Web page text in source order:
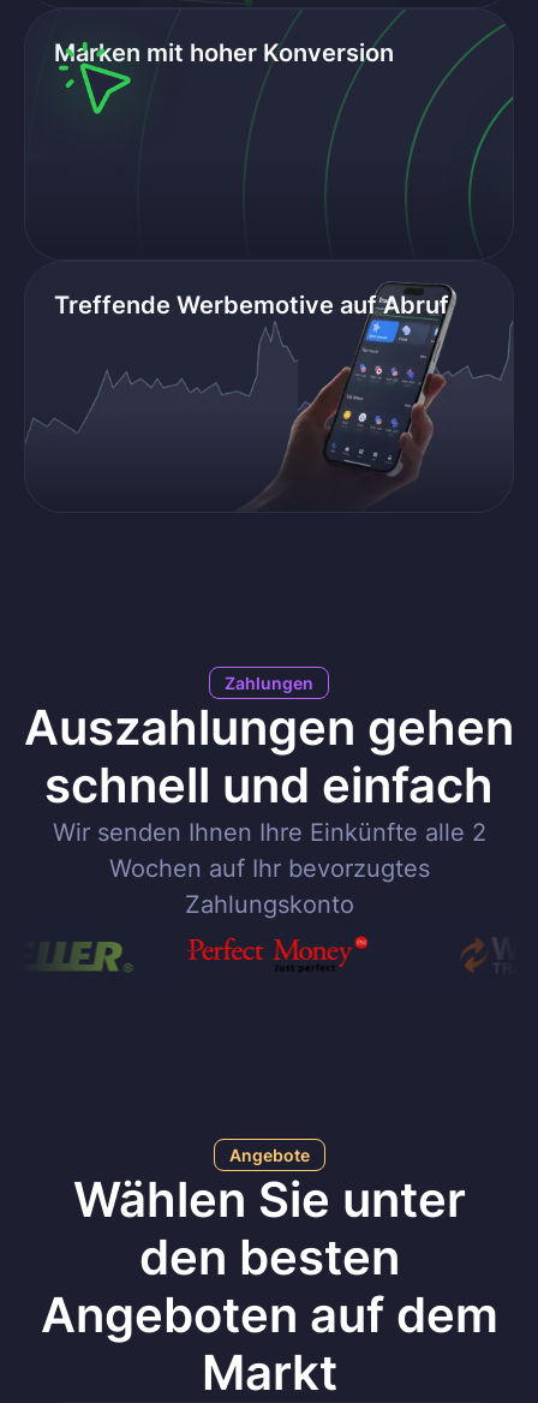
Marken mit hoher Konversion
Treffende Werbemotive auf Abruf
Zahlungen
Auszahlungen gehen
schnell und einfach
Wir senden Ihnen Ihre Einkünfte alle 2
Wochen auf Ihr bevorzugtes
Zahlungskonto
Angebote
Wählen Sie unter
den besten
Angeboten auf dem
Markt